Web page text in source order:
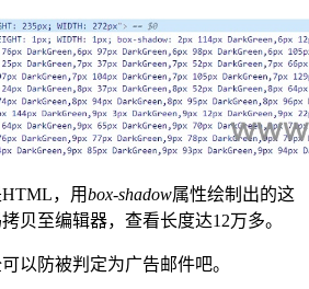
，用box-shadow属性绘制出的这
贝至编辑器，查看长度达12万多。
以防被判定为广告邮件吧。